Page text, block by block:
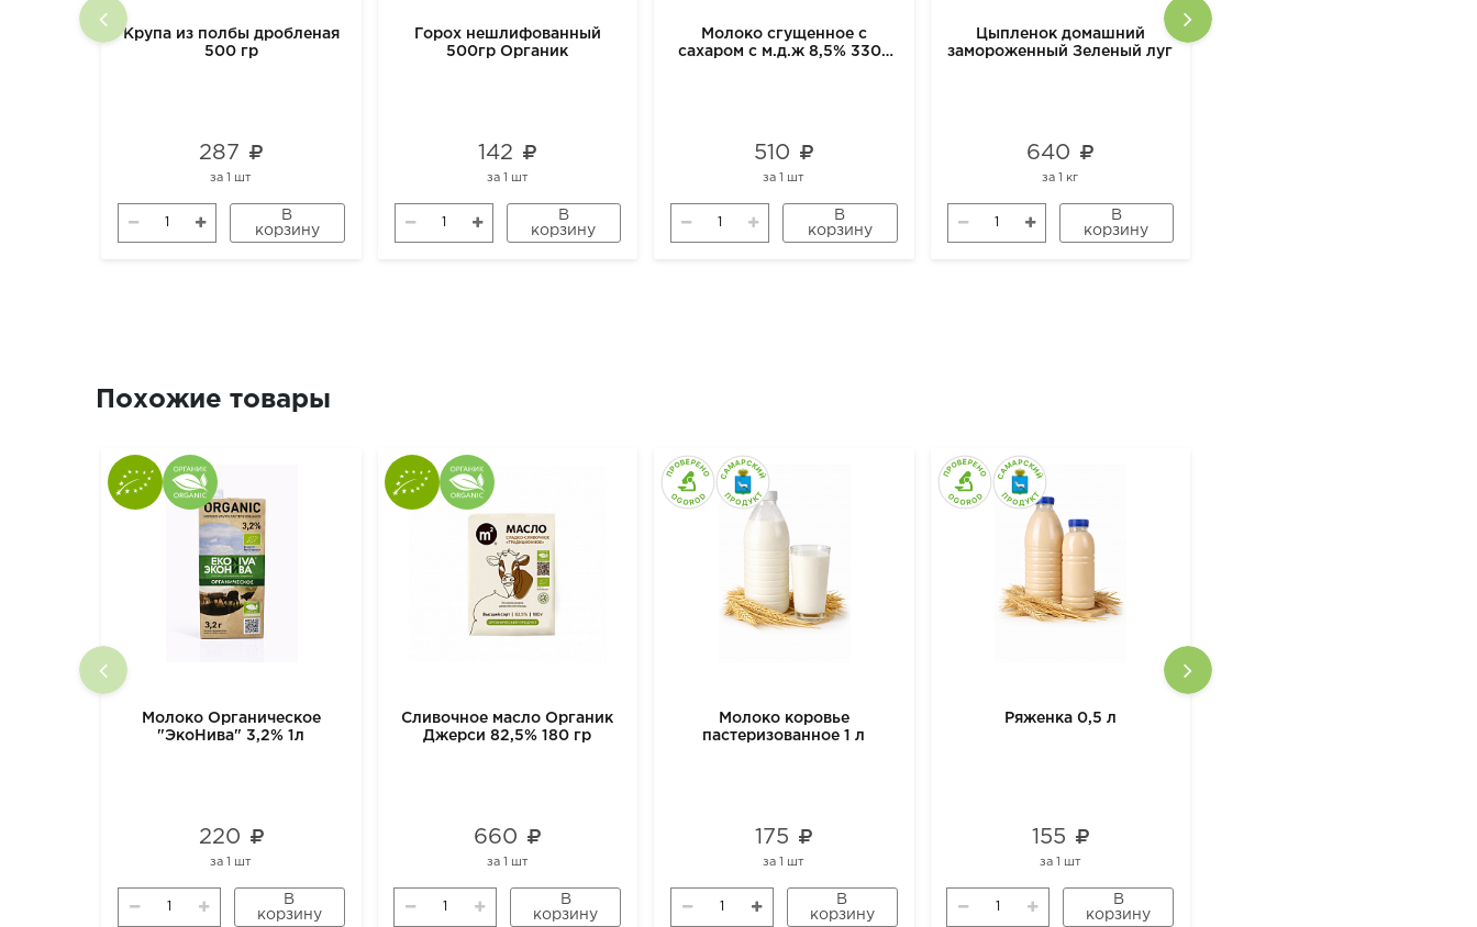
Крупа из полбы дробленая
500 гр
287
за1 шт
В
корзину
Горох нешлифованный
500гр Органик
142
за 1 шт
В
корзину
Молоко сгущенное с
сахаром с м.д.ж 8,5% 330г
510
за1 шт
В
корзину
Цыпленок домашний
замороженный Зеленый луг
640
за1 кг
В
корзину
Похожие товары
Молоко Органическое
"ЭкоНива" 3,2% 1л
220
за1 шт
В
корзину
Сливочное масло Органик
Джерси 82,5% 180 гр
660
за 1 шт
В
корзину
Молоко коровье
пастеризованное 1 л
175
за1 шт
В
корзину
Ряженка 0,5 л
155
за 1 шт
В
корзину